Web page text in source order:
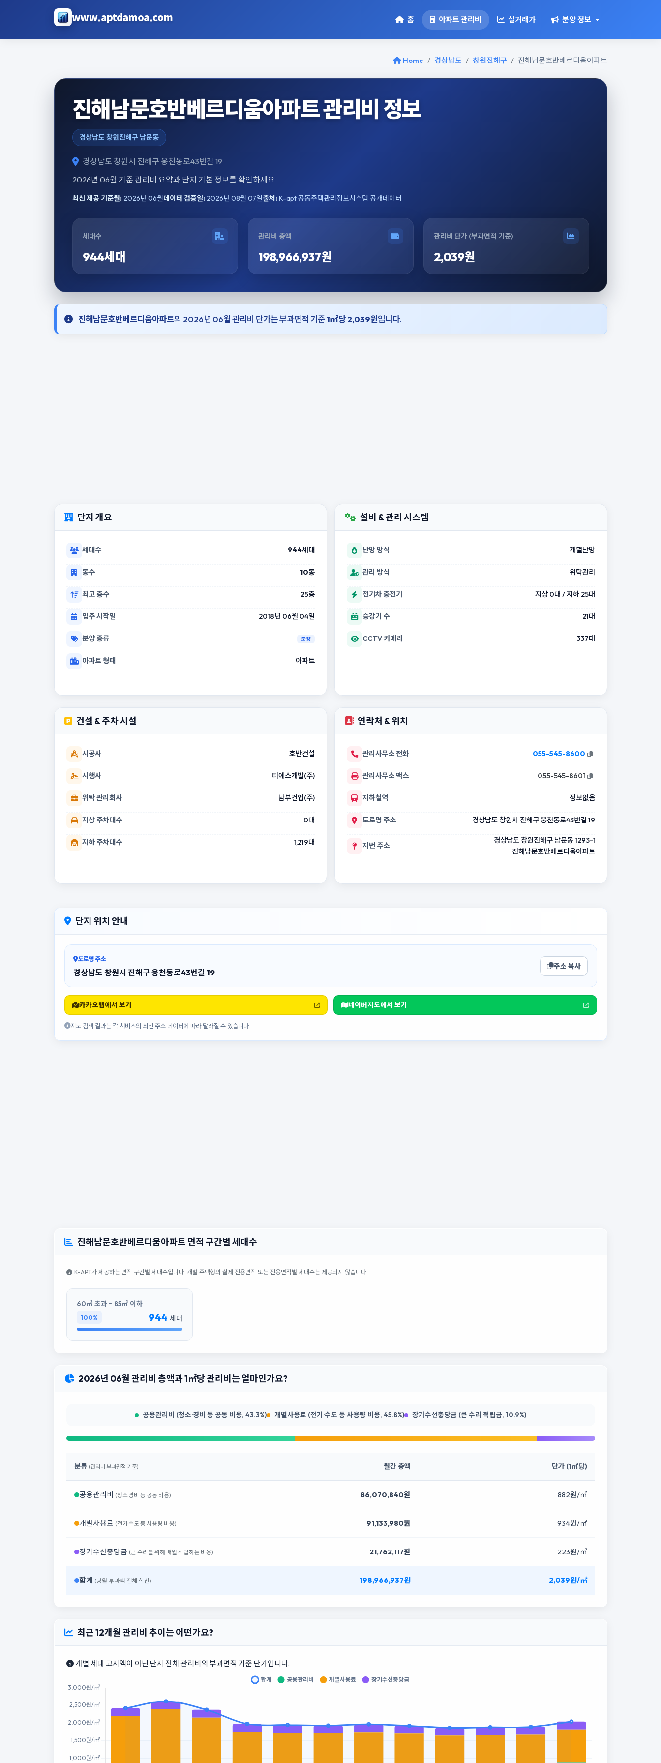
www.aptdamoa.com 홈 아파트 관리비 실거래가 분양 정보
Home 경상남도 창원진해구 진해남문호반베르디움아파트
진해남문호반베르디움아파트 관리비 정보
경상남도 창원진해구 남문동
경상남도 창원시 진해구 웅천동로43번길 19
2026년 06월 기준 관리비 요약과 단지 기본 정보를 확인하세요.
최신 제공 기준월:2026년 06월데이터 검증일:2026년 08월 07일출처:K-apt 공동주택관리정보시스템 공개데이터
세대수
944세대
관리비 총액
198,966,937원
관리비 단가 (부과면적 기준)
2,039원
진해남문호반베르디움아파트의 2026년 06월 관리비 단가는 부과면적 기준1㎡당 2,039원입니다.
단지 개요
세대수 944세대
동수 10동
최고 층수 25층
입주 시작일 2018년 06월 04일
분양 종류 분양
아파트 형태 아파트
설비 & 관리 시스템
난방 방식 개별난방
관리 방식 위탁관리
전기차 충전기 지상 0대 / 지하 25대
승강기 수 21대
CCTV 카메라 337대
건설 & 주차 시설
시공사 호반건설
시행사 티에스개발(주)
위탁 관리회사 남부건업(주)
지상 주차대수 0대
지하 주차대수 1,219대
연락처 & 위치
관리사무소 전화 055-545-8600
관리사무소 팩스 055-545-8601
지하철역 정보없음
도로명 주소 경상남도 창원시 진해구 웅천동로43번길 19
지번 주소
경상남도 창원진해구 남문동 1293-1
진해남문호반베르디움아파트
단지 위치 안내
도로명 주소
경상남도 창원시 진해구 웅천동로43번길 19
주소 복사
카카오맵에서 보기 네이버지도에서 보기
지도 검색 결과는 각 서비스의 최신 주소 데이터에 따라 달라질 수 있습니다.
진해남문호반베르디움아파트 면적 구간별 세대수
K-APT가 제공하는 면적 구간별 세대수입니다. 개별 주택형의 실제 전용면적 또는 전용면적별 세대수는 제공되지 않습니다.
60㎡ 초과 ~ 85㎡ 이하
100% 944 세대
2026년 06월 관리비 총액과 1㎡당 관리비는 얼마인가요?
공용관리비 (청소·경비 등 공동 비용, 43.3%) 개별사용료 (전기·수도 등 사용량 비용, 45.8%) 장기수선충당금 (큰 수리 적립금, 10.9%)
분류 (관리비 부과면적 기준) 월간 총액 단가 (1㎡당)
공용관리비 (청소·경비 등 공동 비용) 86,070,840원 882원/㎡
개별사용료 (전기·수도 등 사용량 비용) 91,133,980원 934원/㎡
장기수선충당금 (큰 수리를 위해 매월 적립하는 비용) 21,762,117원 223원/㎡
합계 (당월 부과액 전체 합산) 198,966,937원 2,039원/㎡
최근 12개월 관리비 추이는 어떤가요?
개별 세대 고지액이 아닌 단지 전체 관리비의 부과면적 기준 단가입니다.